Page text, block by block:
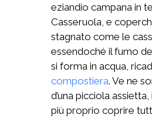
eziandio campana in
Casseruola, e
stagnato come le
essendoché il fumo
si forma in acqua,
compostiera. Ve ne
d’una picciola
più proprio coprire